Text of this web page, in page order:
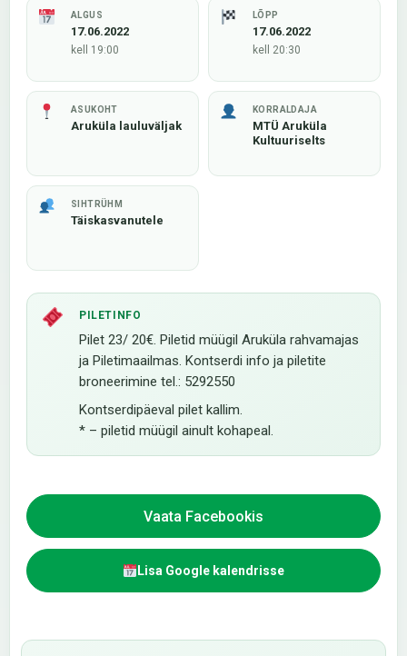
ALGUS
17.06.2022
kell 19:00
LÕPP
17.06.2022
kell 20:30
ASUKOHT
Aruküla lauluväljak
KORRALDAJA
MTÜ Aruküla
Kultuuriselts
SIHTRÜHM
Täiskasvanutele
PILETINFO
Pilet 23/ 20€. Piletid müügil Aruküla rahvamajas
ja Piletimaailmas. Kontserdi info ja piletite
broneerimine tel.: 5292550
Kontserdipäeval pilet kallim.
* – piletid müügil ainult kohapeal.
Vaata Facebookis
Lisa Google kalendrisse